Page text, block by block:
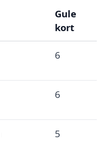
Gule
kort
6
6
5